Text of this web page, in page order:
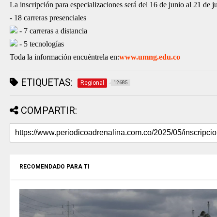
La inscripción para especializaciones será del 16 de junio al 21 de
- 18 carreras presenciales
- 7 carreras a distancia
- 5 tecnologías
Toda la información encuéntrela en:www.umng.edu.co
ETIQUETAS: Regional 12685
COMPARTIR:
RECOMENDADO PARA TI